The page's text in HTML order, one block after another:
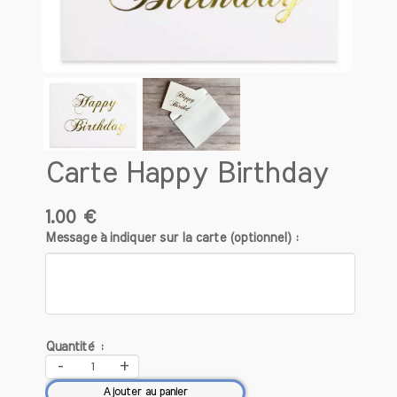
Carte Happy Birthday
1.00 €
Message à indiquer sur la carte (optionnel) :
Quantité :
- +
Ajouter au panier